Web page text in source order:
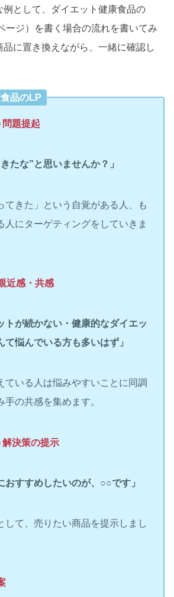
例として、ダイエット健康食品の
ージ）を書く場合の流れを書いてみ
に置き換えながら、一緒に確認し
品のLP
題提起
たな”と思いませんか？」
きた」という自覚がある人、も
人にターゲティングをしていきま
近感・共感
トが続かない・健康的なダイエッ
悩んでいる方も多いはず」
いる人は悩みやすいことに同調
の共感を集めます。
決策の提示
おすすめしたいのが、○○です」
て、売りたい商品を提示しまし